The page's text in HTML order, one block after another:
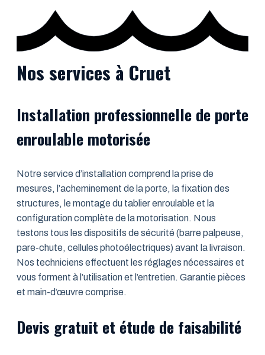
Nos services à Cruet
Installation professionnelle de porte
enroulable motorisée
Notre service d’installation comprend la prise de
mesures, l’acheminement de la porte, la fixation des
structures, le montage du tablier enroulable et la
configuration complète de la motorisation. Nous
testons tous les dispositifs de sécurité (barre palpeuse,
pare-chute, cellules photoélectriques) avant la livraison.
Nos techniciens effectuent les réglages nécessaires et
vous forment à l’utilisation et l’entretien. Garantie pièces
et main-d’œuvre comprise.
Devis gratuit et étude de faisabilité